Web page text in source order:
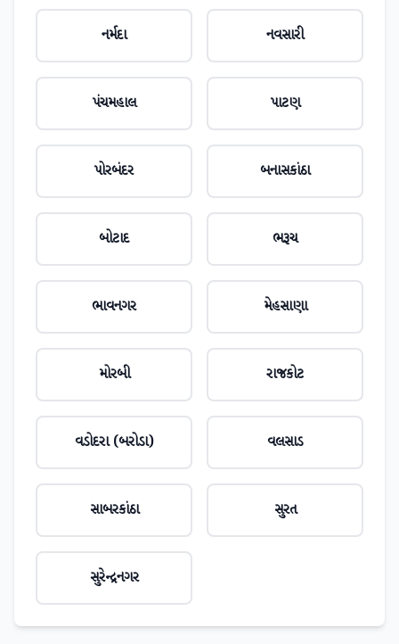
નર્મદા નવસારી
પંચમહાલ પાટણ
પોરબંદર બનાસકાંઠા
બોટાદ ભરૂચ
ભાવનગર મેહસાણા
મોરબી રાજકોટ
વડોદરા (બરોડા) વલસાડ
સાબરકાંઠા સુરત
સુરેન્દ્રનગર